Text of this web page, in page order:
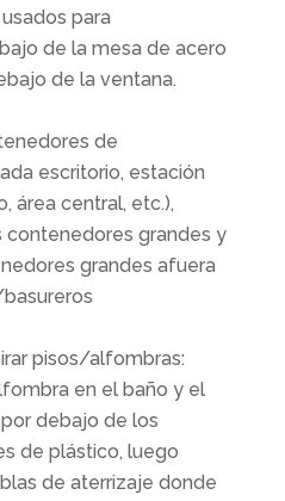
para
de la mesa de acero
de la ventana.
de
escritorio, estación
área central, etc.),
grandes y
grandes afuera
pisos/alfombras:
en el baño y el
debajo de los
de plástico, luego
de aterrizaje donde